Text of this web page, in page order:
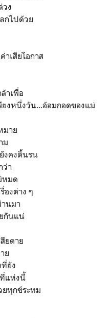
วง
กไปด้วย
เสียโอกาส
าเพื่อ
งหนึ่งวัน...อ้อมกอดของแม่
มาย
ม
งคงดิ้นรน
ว่า
หมด
องต่าง ๆ
นมา
กันแน่
ยดาย
ย
ยัง
ที่แห่งนี้
ยทุกข์ระทม